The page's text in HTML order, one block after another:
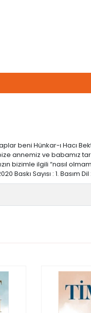
beni Hünkar-ı Hacı
annemiz ve babamız
bizimle ilgili “nasıl
Baskı Sayısı : 1. Basım